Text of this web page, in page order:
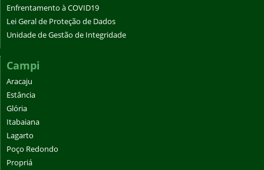
Enfrentamento à COVID19
Lei Geral de Proteção de Dados
Unidade de Gestão de Integridade
Campi
Aracaju
Estância
Glória
Itabaiana
Lagarto
Poço Redondo
Propriá